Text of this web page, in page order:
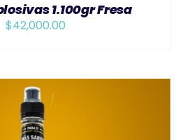
1.100gr Fresa
$42,000.00